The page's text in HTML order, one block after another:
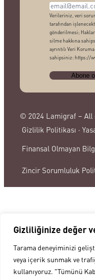
Gizliliğinize değer
Tarama deneyiminizi
veya içerik sunmak ve
kullanıyoruz. "Tümünü
Verileriniz, veri
tarafından
gönderilmesi;
silme hakkına
ayrıntılı Veri
sahipsiniz: https://
© 2024 Lamigraf – All
Gizlilik Politikası ·
Finansal Olmayan
Zincir Sorumluluk